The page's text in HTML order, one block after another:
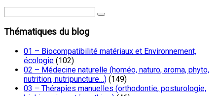
Thématiques du blog
01 – Biocompatibilité matériaux et Environnement,
écologie (102)
02 – Médecine naturelle (homéo, naturo, aroma, phyto,
nutrition, nutripuncture…) (149)
03 – Thérapies manuelles (orthodontie, posturologie,